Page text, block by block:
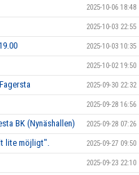
2025-10-06 18:48
2025-10-03 22:55
2025-10-03 10:35
2025-10-02 19:50
2025-09-30 22:32
2025-09-28 16:56
BK (Nynäshallen) 2025-09-28 07:26
lite möjligt". 2025-09-27 09:50
2025-09-23 22:10